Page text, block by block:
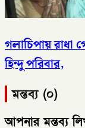
গলাচিপায় রাধা
হিন্দু পরিবার,
মন্তব্য (০)
আপনার মন্তব্য